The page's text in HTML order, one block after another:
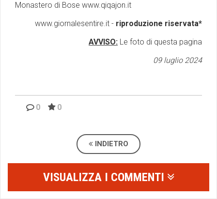
Monastero di Bose www.qiqajon.it
www.giornalesentire.it - riproduzione riservata*
AVVISO: Le foto di questa pagina
09 luglio 2024
0 0
INDIETRO
VISUALIZZA I COMMENTI